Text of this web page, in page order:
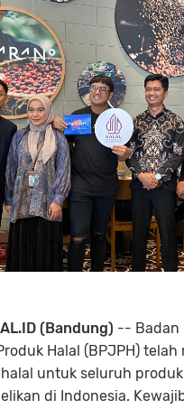
(Bandung) -- Badan
Halal (BPJPH) telah
untuk seluruh
di Indonesia.